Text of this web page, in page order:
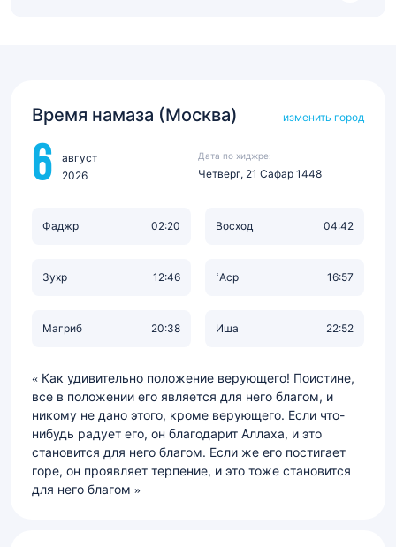
Время намаза (Москва) изменить город
6
август
2026
Дата по хиджре:
Четверг, 21 Сафар 1448
Фаджр 02:20 Восход 04:42
Зухр 12:46 ‘Аср 16:57
Магриб 20:38 Иша 22:52
Как удивительно положение верующего! Поистине,
все в положении его является для него благом, и
никому не дано этого, кроме верующего. Если что-
нибудь радует его, он благодарит Аллаха, и это
становится для него благом. Если же его постигает
горе, он проявляет терпение, и это тоже становится
для него благом